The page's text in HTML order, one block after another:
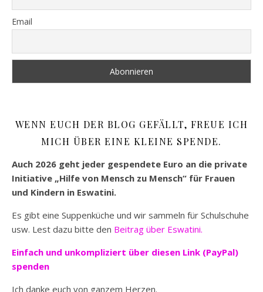
Email
WENN EUCH DER BLOG GEFÄLLT, FREUE ICH
MICH ÜBER EINE KLEINE SPENDE.
Auch 2026 geht jeder gespendete Euro an die private
Initiative „Hilfe von Mensch zu Mensch“ für Frauen
und Kindern in Eswatini.
Es gibt eine Suppenküche und wir sammeln für Schulschuhe
usw. Lest dazu bitte den Beitrag über Eswatini.
Einfach und unkompliziert über diesen Link (PayPal)
spenden
Ich danke euch von ganzem Herzen.